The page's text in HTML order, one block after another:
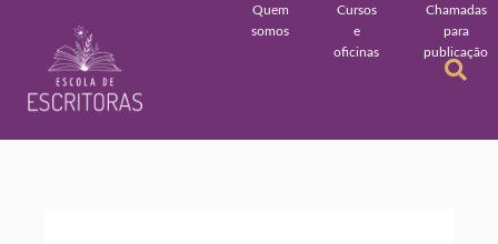
Quem
somos
Cursos
e
oficinas
Chamadas
para
publicação